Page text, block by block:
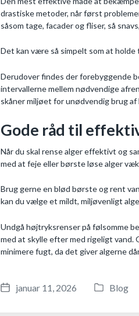
drastiske metoder, når først
såsom tage, facader og fliser, så
Det kan være så simpelt som at
Derudover findes der forebyggende
intervallerne mellem nødvendige
skåner miljøet for unødvendig brug
Gode råd til
Når du skal rense alger effektivt og
med at feje eller børste løse alger
Brug gerne en blød børste og rent
kan du vælge et mildt, miljøvenligt
Undgå højtryksrenser på følsomme
med at skylle efter med rigeligt vand.
minimere fugt, da det giver algerne
P
januar 11, 2026
P
Blog